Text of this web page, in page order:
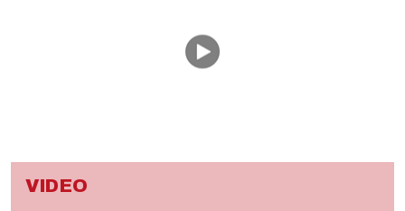
VIDEO